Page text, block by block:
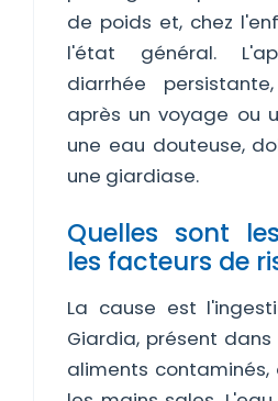
de poids et, chez
l'état général.
diarrhée
après un voyage ou
une eau douteuse,
une giardiase.
Quelles sont
les facteurs de
La cause est
Giardia, présent
aliments